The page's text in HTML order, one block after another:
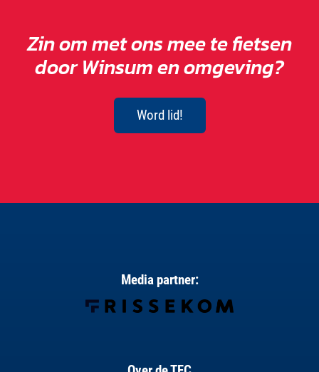
Zin om met ons mee te fietsen
door Winsum en omgeving?
Word lid!
Media partner: